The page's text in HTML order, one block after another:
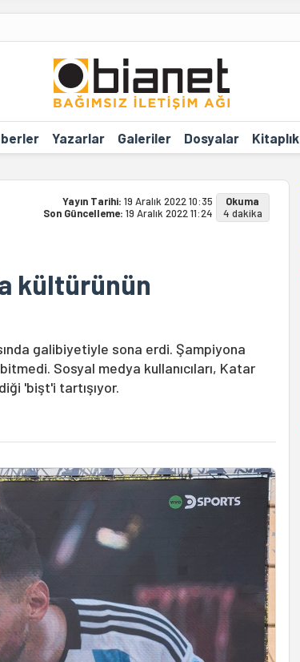
Yazarlar Galeriler Dosyalar Kitaplık
Yayın Tarihi: 19 Aralık 2022 10:35
Son Güncelleme: 19 Aralık 2022 11:24
Okuma
4 dakika
kültürünün
galibiyetiyle sona erdi. Şampiyona
Sosyal medya kullanıcıları, Katar
'bişt'i tartışıyor.